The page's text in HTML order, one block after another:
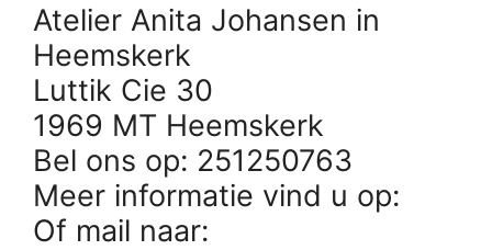
Atelier Anita Johansen in
Heemskerk
Luttik Cie 30
1969 MT Heemskerk
Bel ons op: 251250763
Meer informatie vind u op:
Of mail naar: